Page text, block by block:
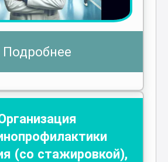
Подробнее
(со стажировкой),